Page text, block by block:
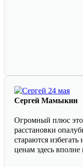
Сергей Мамыкин
Огромный плюс
расстановки
стараются
ценам здесь